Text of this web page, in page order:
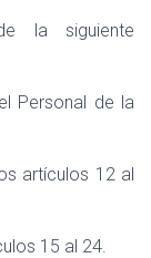
la siguiente
Personal de la
artículos 12 al
15 al 24.